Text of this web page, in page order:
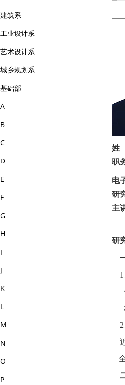
姓
职
电
研
主
研
1
2
建筑系
工业设计系
艺术设计系
城乡规划系
基础部
A
B
C
D
E
F
G
H
I
J
K
L
M
N
O
P